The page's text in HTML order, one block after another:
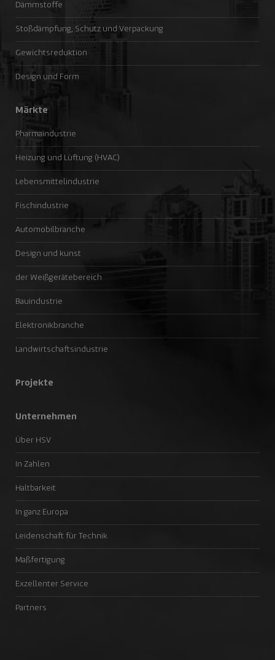
Dämmstoffe
Stoßdämpfung, Schutz und Verpackung
Gewichtsreduktion
Design und Form
Märkte
Pharmaindustrie
Heizung und Lüftung (HVAC)
Lebensmittelindustrie
Fischindustrie
Automobilbranche
Design und kunst
der Weißgerätebereich
Bauindustrie
Elektronikbranche
Landwirtschaftsindustrie
Projekte
Unternehmen
Über HSV
In Zahlen
Haltbarkeit
In ganz Europa
Leidenschaft für Technik
Maßfertigung
Exzellenter Service
Partners